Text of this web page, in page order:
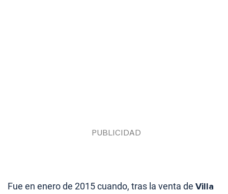
Fue en enero de 2015 cuando, tras la venta de Villa